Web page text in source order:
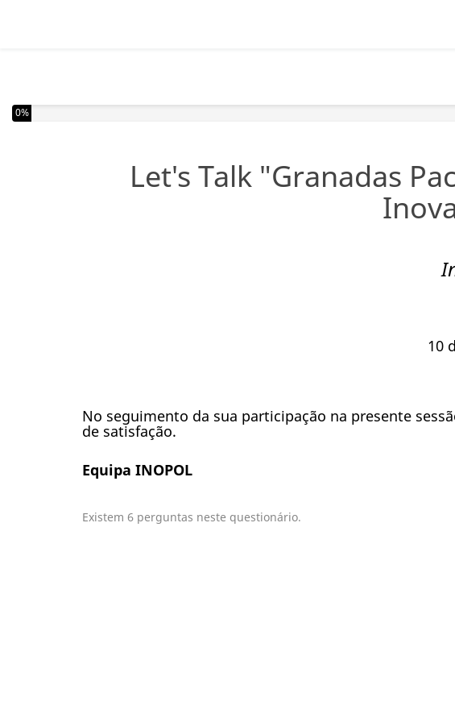
Completou 0% do inquérito
0%
Let's Talk "Granadas
10
No seguimento da sua participação na presente
de satisfação.
Equipa INOPOL
Existem 6 perguntas neste questionário.